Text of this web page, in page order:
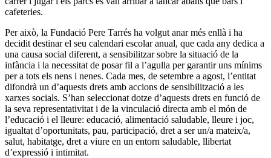
cafeteries.
Per això, la Fundació Pere Tarrés ha volgut anar més enllà i ha
decidit destinar el seu calendari escolar anual, que cada any dedica a
una causa social diferent, a sensibilitzar sobre la situació de la
infància i la necessitat de posar fil a l’agulla per garantir uns mínims
per a tots els nens i nenes. Cada mes, de setembre a agost, l’entitat
difondrà un d’aquests drets amb accions de sensibilització a les
xarxes socials. S’han seleccionat dotze d’aquests drets en funció de
la seva representativitat i de la vinculació directa amb el món de
l’educació i el lleure: educació, alimentació saludable, lleure i joc,
igualtat d’oportunitats, pau, participació, dret a ser un/a mateix/a,
salut, habitatge, dret a viure en un entorn saludable, llibertat
d’expressió i intimitat.